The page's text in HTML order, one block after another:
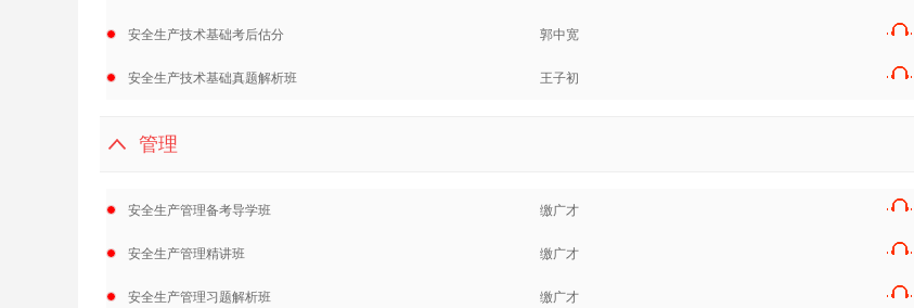
安全生产技术基础考后估分 郭中宽
安全生产技术基础真题解析班 王子初
管理
安全生产管理备考导学班 缴广才
安全生产管理精讲班 缴广才
安全生产管理习题解析班 缴广才